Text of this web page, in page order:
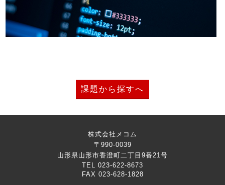
課題から探すへ
株式会社メコム
〒990-0039
山形県山形市香澄町二丁目9番21号
TEL 023-622-8673
FAX 023-628-1828